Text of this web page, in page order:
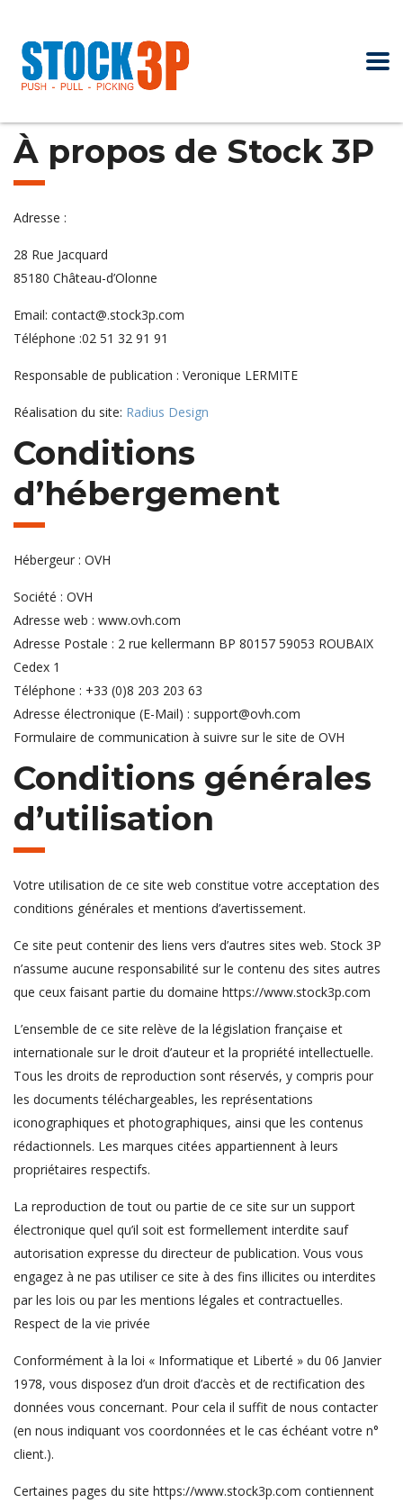
À propos de Stock 3P
Adresse :
28 Rue Jacquard
85180 Château-d’Olonne
Email: contact@.stock3p.com
Téléphone :02 51 32 91 91
Responsable de publication : Veronique LERMITE
Réalisation du site: Radius Design
Conditions
d’hébergement
Hébergeur : OVH
Société : OVH
Adresse web : www.ovh.com
Adresse Postale : 2 rue kellermann BP 80157 59053 ROUBAIX
Cedex 1
Téléphone : +33 (0)8 203 203 63
Adresse électronique (E-Mail) : support@ovh.com
Formulaire de communication à suivre sur le site de OVH
Conditions générales
d’utilisation
Votre utilisation de ce site web constitue votre acceptation des
conditions générales et mentions d’avertissement.
Ce site peut contenir des liens vers d’autres sites web. Stock 3P
n’assume aucune responsabilité sur le contenu des sites autres
que ceux faisant partie du domaine https://www.stock3p.com
L’ensemble de ce site relève de la législation française et
internationale sur le droit d’auteur et la propriété intellectuelle.
Tous les droits de reproduction sont réservés, y compris pour
les documents téléchargeables, les représentations
iconographiques et photographiques, ainsi que les contenus
rédactionnels. Les marques citées appartiennent à leurs
propriétaires respectifs.
La reproduction de tout ou partie de ce site sur un support
électronique quel qu’il soit est formellement interdite sauf
autorisation expresse du directeur de publication. Vous vous
engagez à ne pas utiliser ce site à des fins illicites ou interdites
par les lois ou par les mentions légales et contractuelles.
Respect de la vie privée
Conformément à la loi « Informatique et Liberté » du 06 Janvier
1978, vous disposez d’un droit d’accès et de rectification des
données vous concernant. Pour cela il suffit de nous contacter
(en nous indiquant vos coordonnées et le cas échéant votre n°
client.).
Certaines pages du site https://www.stock3p.com contiennent